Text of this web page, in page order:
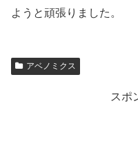
ようと頑張りました。
アベノミクス
スポ